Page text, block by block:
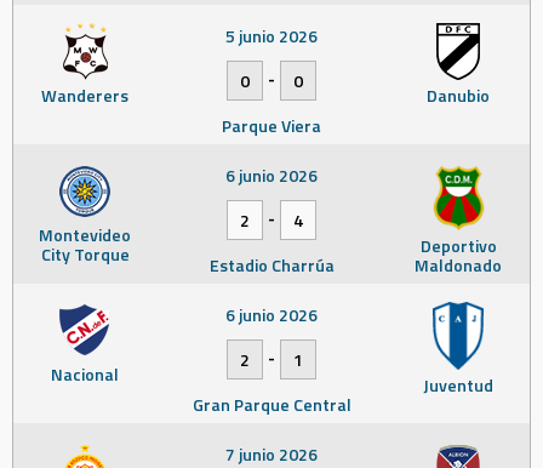
Wanderers Danubio
5 junio 2026
0
-
0
Parque Viera
Montevideo
City Torque Deportivo
Maldonado
6 junio 2026
2
-
4
Estadio Charrúa
Nacional Juventud
6 junio 2026
2
-
1
Gran Parque Central
7 junio 2026